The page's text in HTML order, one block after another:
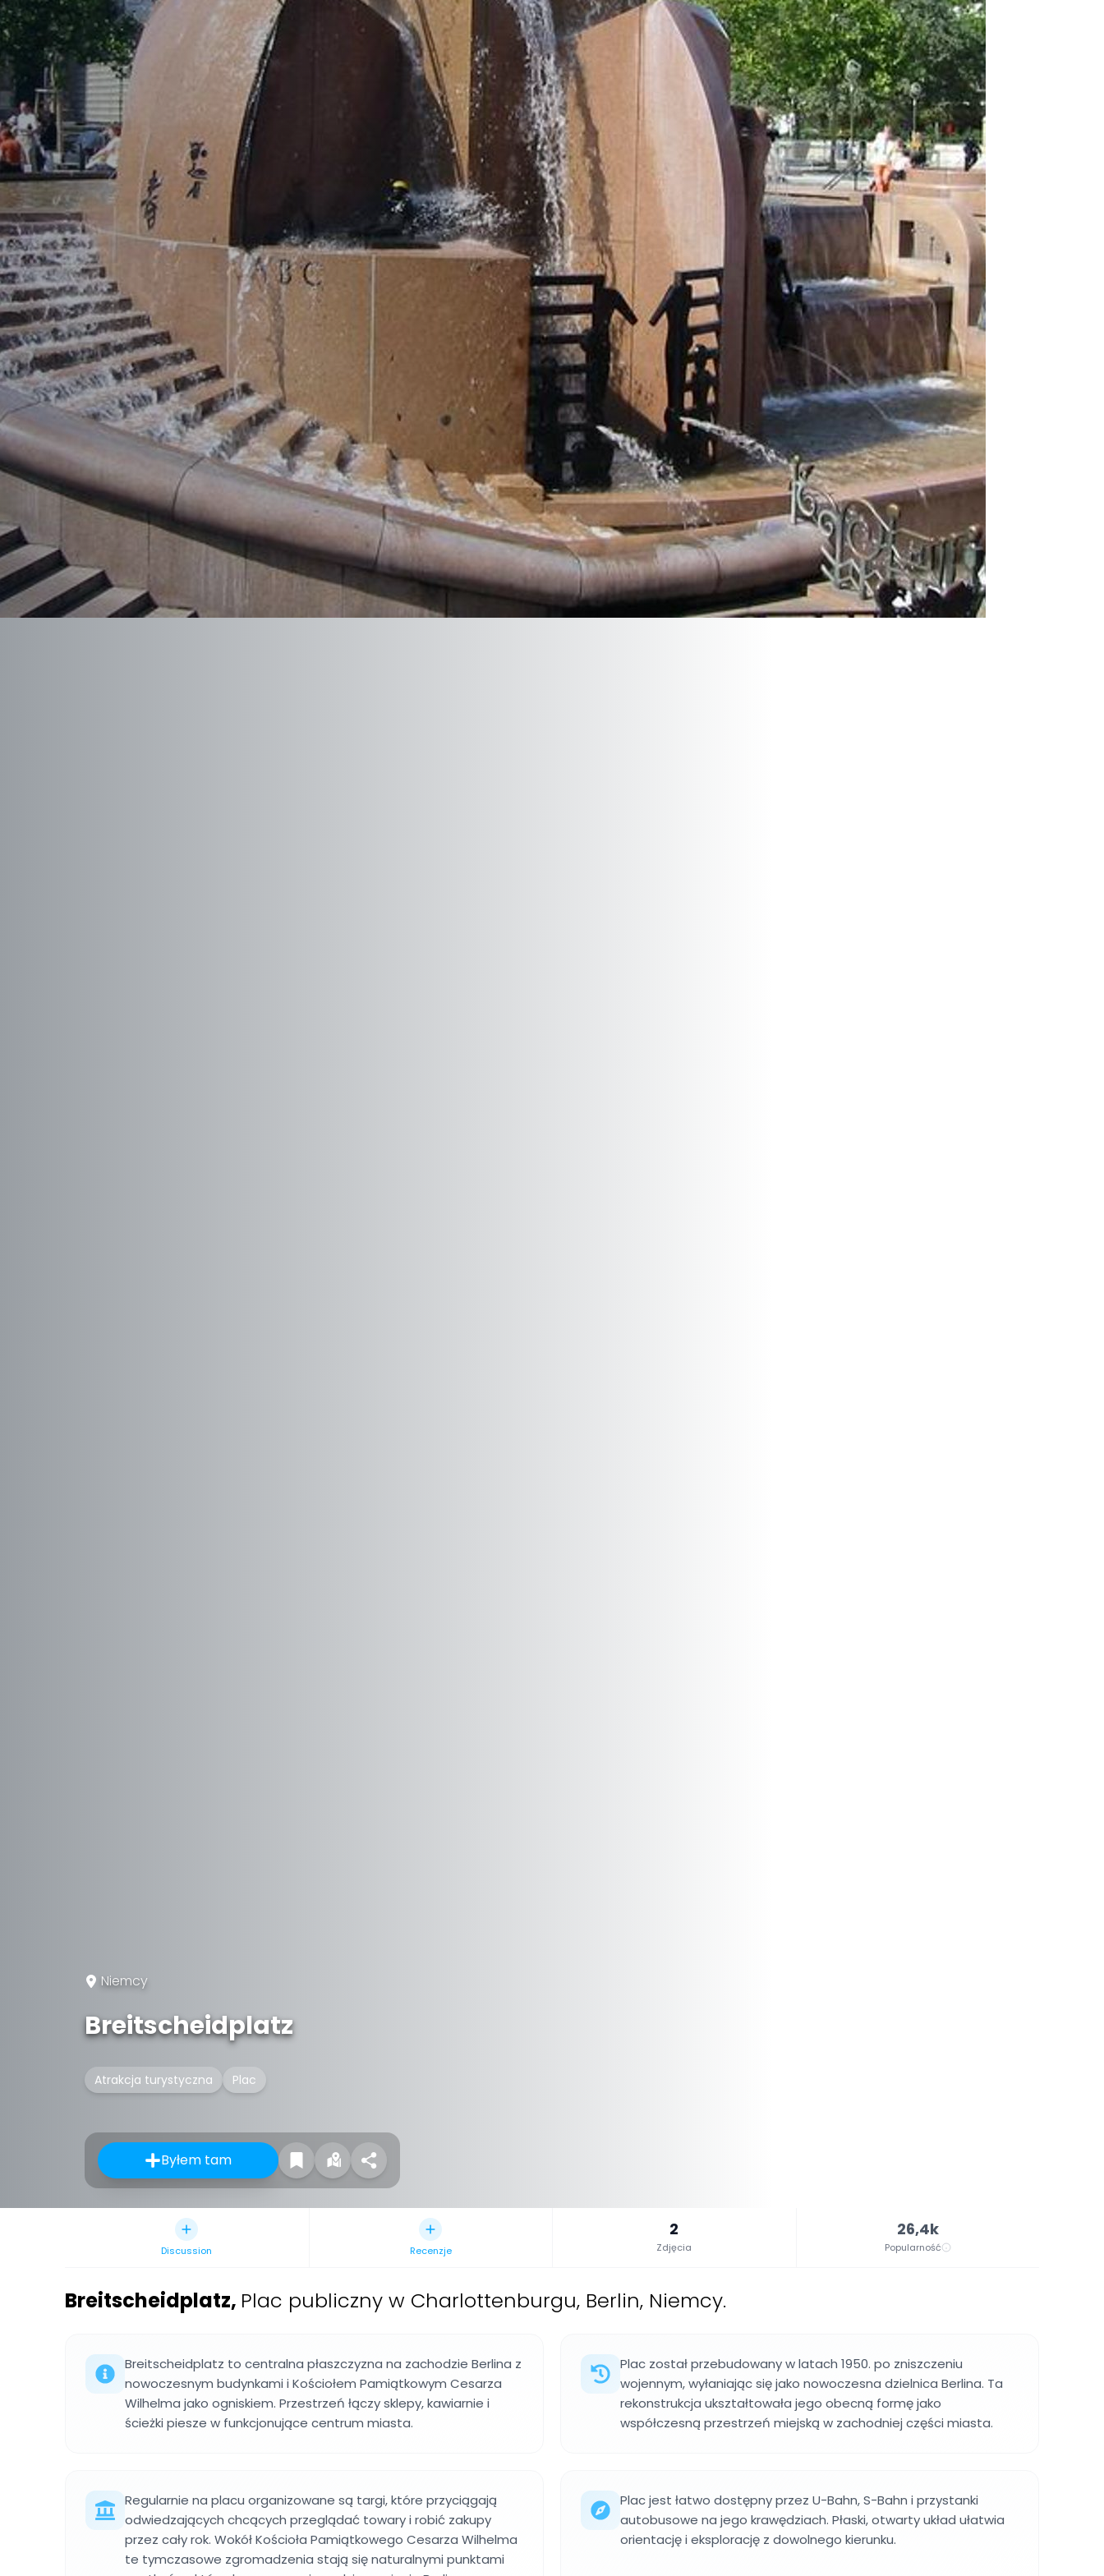
Niemcy
Breitscheidplatz
Atrakcja turystyczna Plac
Byłem tam
Discussion Recenzje
2
Zdjęcia
26,4k
Popularność
Breitscheidplatz, Plac publiczny w Charlottenburgu, Berlin, Niemcy.
Breitscheidplatz to centralna płaszczyzna na zachodzie Berlina z
nowoczesnym budynkami i Kościołem Pamiątkowym Cesarza
Wilhelma jako ogniskiem. Przestrzeń łączy sklepy, kawiarnie i
ścieżki piesze w funkcjonujące centrum miasta.
Plac został przebudowany w latach 1950. po zniszczeniu
wojennym, wyłaniając się jako nowoczesna dzielnica Berlina. Ta
rekonstrukcja ukształtowała jego obecną formę jako
współczesną przestrzeń miejską w zachodniej części miasta.
Regularnie na placu organizowane są targi, które przyciągają
odwiedzających chcących przeglądać towary i robić zakupy
przez cały rok. Wokół Kościoła Pamiątkowego Cesarza Wilhelma
te tymczasowe zgromadzenia stają się naturalnymi punktami
Plac jest łatwo dostępny przez U-Bahn, S-Bahn i przystanki
autobusowe na jego krawędziach. Płaski, otwarty układ ułatwia
orientację i eksplorację z dowolnego kierunku.